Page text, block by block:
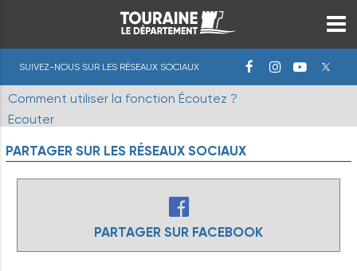
SUIVEZ-NOUS SUR LES RÉSEAUX SOCIAUX
Comment utiliser la fonction Écoutez ?
Ecouter
PARTAGER SUR LES RÉSEAUX SOCIAUX
PARTAGER SUR FACEBOOK